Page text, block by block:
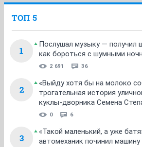
ТОП 5
1
Послушал музыку — получил
как бороться с шумными
2 691 36
2
«Выйду хотя бы на молоко
трогательная история
куклы-дворника Семена
0 6
3
«Такой маленький, а уже
автомеханик починил